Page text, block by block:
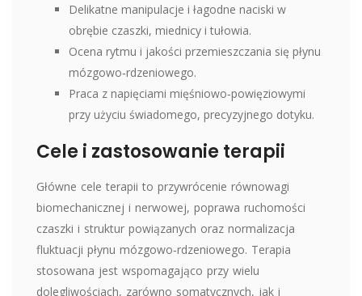
Delikatne manipulacje i łagodne naciski w
obrębie czaszki, miednicy i tułowia.
Ocena rytmu i jakości przemieszczania się płynu
mózgowo‑rdzeniowego.
Praca z napięciami mięśniowo‑powięziowymi
przy użyciu świadomego, precyzyjnego dotyku.
Cele i zastosowanie terapii
Główne cele terapii to przywrócenie równowagi
biomechanicznej i nerwowej, poprawa ruchomości
czaszki i struktur powiązanych oraz normalizacja
fluktuacji płynu mózgowo‑rdzeniowego. Terapia
stosowana jest wspomagająco przy wielu
dolegliwościach, zarówno somatycznych, jak i